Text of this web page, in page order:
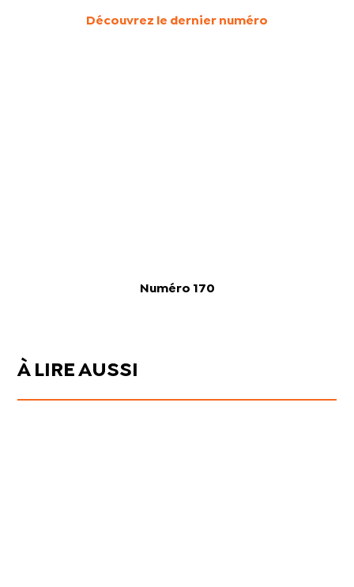
Découvrez le dernier numéro
Numéro 170
À LIRE AUSSI